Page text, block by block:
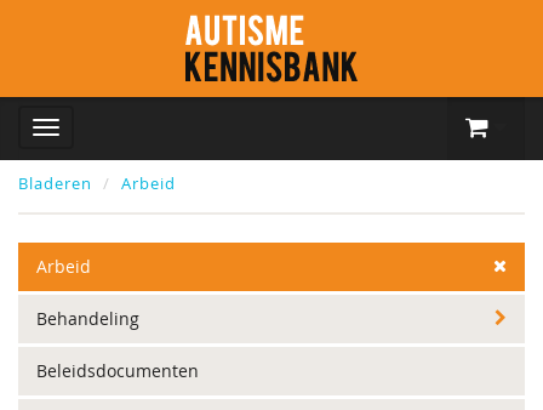
Bladeren Arbeid
Arbeid
Behandeling
Beleidsdocumenten